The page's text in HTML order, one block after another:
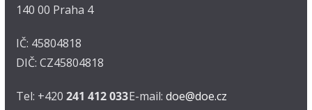
140 00 Praha 4
IČ: 45804818
DIČ: CZ45804818
Tel: +420 241 412 033E-mail: doe@doe.cz